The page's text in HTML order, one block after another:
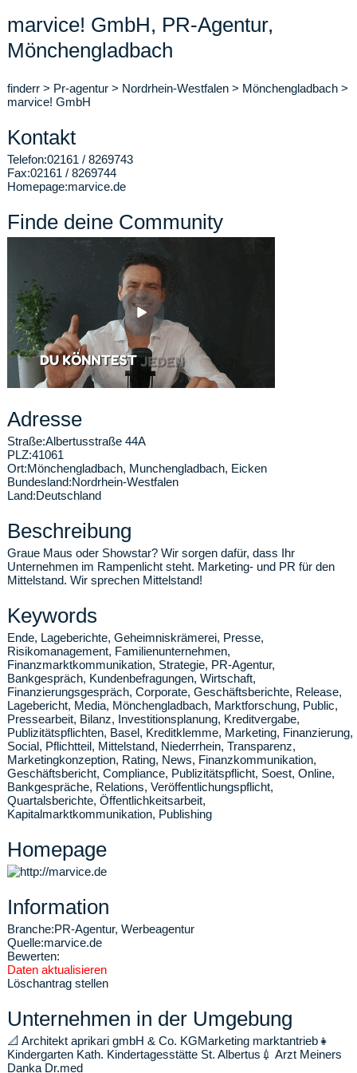
marvice! GmbH, PR-Agentur,
Mönchengladbach
finderr > Pr-agentur > Nordrhein-Westfalen > Mönchengladbach >
marvice! GmbH
Kontakt
Telefon:02161 / 8269743
Fax:02161 / 8269744
Homepage:marvice.de
Finde deine Community
Adresse
Straße:Albertusstraße 44A
PLZ:41061
Ort:Mönchengladbach, Munchengladbach, Eicken
Bundesland:Nordrhein-Westfalen
Land:Deutschland
Beschreibung
Graue Maus oder Showstar? Wir sorgen dafür, dass Ihr
Unternehmen im Rampenlicht steht. Marketing- und PR für den
Mittelstand. Wir sprechen Mittelstand!
Keywords
Ende, Lageberichte, Geheimniskrämerei, Presse,
Risikomanagement, Familienunternehmen,
Finanzmarktkommunikation, Strategie, PR-Agentur,
Bankgespräch, Kundenbefragungen, Wirtschaft,
Finanzierungsgespräch, Corporate, Geschäftsberichte, Release,
Lagebericht, Media, Mönchengladbach, Marktforschung, Public,
Pressearbeit, Bilanz, Investitionsplanung, Kreditvergabe,
Publizitätspflichten, Basel, Kreditklemme, Marketing, Finanzierung,
Social, Pflichtteil, Mittelstand, Niederrhein, Transparenz,
Marketingkonzeption, Rating, News, Finanzkommunikation,
Geschäftsbericht, Compliance, Publizitätspflicht, Soest, Online,
Bankgespräche, Relations, Veröffentlichungspflicht,
Quartalsberichte, Öffentlichkeitsarbeit,
Kapitalmarktkommunikation, Publishing
Homepage
Information
Branche:PR-Agentur, Werbeagentur
Quelle:marvice.de
Bewerten:
Daten aktualisieren
Löschantrag stellen
Unternehmen in der Umgebung
📐 Architekt aprikari gmbH & Co. KGMarketing marktantrieb👧
Kindergarten Kath. Kindertagesstätte St. Albertus 💉 Arzt Meiners
Danka Dr.med